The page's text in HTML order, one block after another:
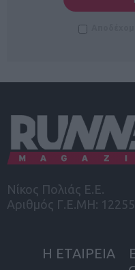
Νίκος Πολιάς Ε.Ε.
Αριθμός Γ.Ε.ΜΗ:
Η ΕΤΑΙΡΕΙΑ